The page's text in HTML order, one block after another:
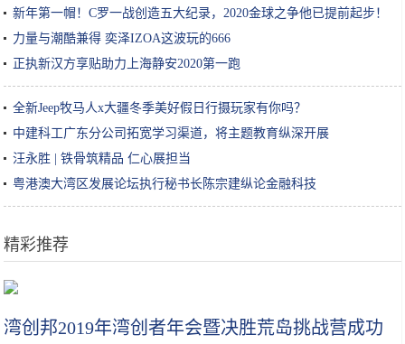
新年第一帽！C罗一战创造五大纪录，2020金球之争他已提前起步！
力量与潮酷兼得 奕泽IZOA这波玩的666
正执新汉方享贴助力上海静安2020第一跑
全新Jeep牧马人x大疆冬季美好假日行摄玩家有你吗？
中建科工广东分公司拓宽学习渠道，将主题教育纵深开展
汪永胜 | 铁骨筑精品 仁心展担当
粤港澳大湾区发展论坛执行秘书长陈宗建纵论金融科技
精彩推荐
湾创邦2019年湾创者年会暨决胜荒岛挑战营成功